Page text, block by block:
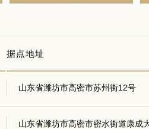
据点地址
山东省潍坊市高密市苏州街12号
山东省潍坊市高密市密水街道康成